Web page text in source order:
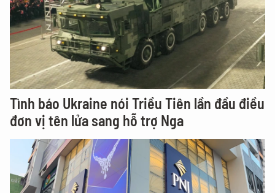
Tình báo Ukraine nói Triều Tiên lần đầu điều
đơn vị tên lửa sang hỗ trợ Nga